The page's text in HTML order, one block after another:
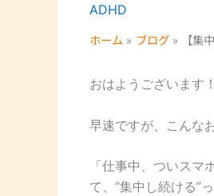
ADHD
ホーム ブログ 【集
おはようございます
早速ですが、こんな
「仕事中、ついス
て、“集中し続ける”